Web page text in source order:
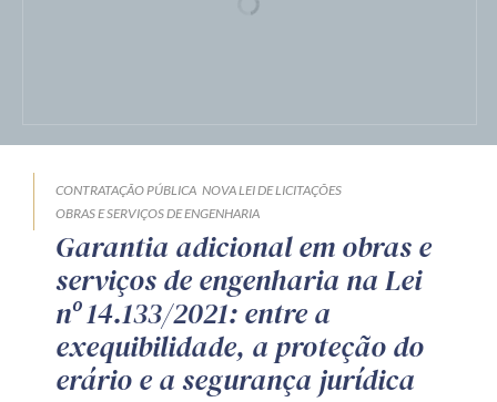
CONTRATAÇÃO PÚBLICA NOVA LEI DE LICITAÇÕES
OBRAS E SERVIÇOS DE ENGENHARIA
Garantia adicional em obras e
serviços de engenharia na Lei
nº 14.133/2021: entre a
exequibilidade, a proteção do
erário e a segurança jurídica